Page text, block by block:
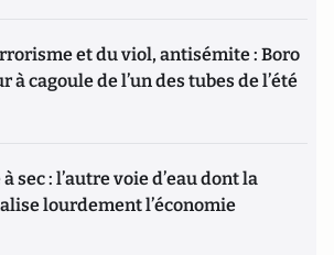
et du viol, antisémite : Boro
à cagoule de l’un des tubes de l’été
sec : l’autre voie d’eau dont la
lourdement l’économie